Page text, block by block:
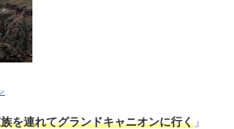
を連れてグランドキャニオンに行く 」